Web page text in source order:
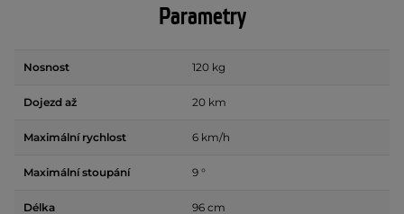
Parametry
Nosnost 120 kg
Dojezd až 20 km
Maximální rychlost 6 km/h
Maximální stoupání 9 °
Délka 96 cm